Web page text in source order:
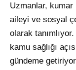
Uzmanlar, kumar
aileyi ve sosyal
olarak
kamu sağlığı
gündeme